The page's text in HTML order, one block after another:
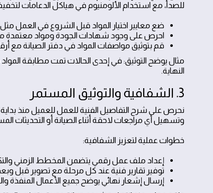
للصدأ، مع استخدام الألومنيوم في هياكل الدعامات
ضع معايير اختيار المواد قبل الشروع في العمل
احرص على وجود شهادات الجودة ومواد معتمدة
قم بتوثيق مواصفات المواد في دفتر الصيانة مع
مثال يوضح التوثيق: في إحدى الحالات تمت مطابقة المواد
النهاية.
3. الشفافية والتوثيق المستمر
نحرص على شرح التفاصيل الفنية للعمل للعميل منذ
وتسهيل أي مراجعات لاحقة أثناء الصيانة أو التحديثات
خطوات عملية لتعزيز الشفافية:
إعداد ملف عمل رقمي يتضمن المخطط الزمني
توفير تقارير فنية عند كل مرحلة مع تصوير قبل
إرسال إشعار نهائي يوضح جميع الأعمال المنفذة